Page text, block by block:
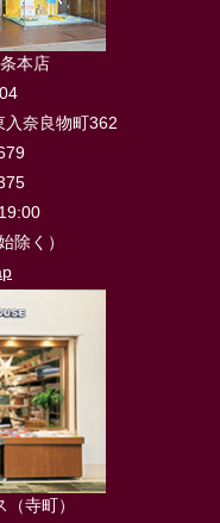
本店
入奈良物町362
除く）
寺町）